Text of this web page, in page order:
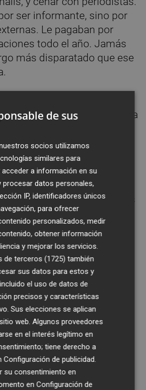
ser informante, sino por
Le pagaban por
todo el año. Jamás
más disparatado que ese
Javier Gómez, el hombre
24 horas en el poder para
que me encierran.
no paran. Si nos
desde que se instauró la
cantidad obscena
desfaenats. Que igual nos
acabar el Nou Mestalla.
de dinero en gente que no
idea al club para hacerlo
ni un céntimo más del
entró.
adolescencia imperante
tal vez, alguien
de la modernor
lo que le criticó al
Amiguismos,
mediáticos
que los que se reían
de sus
socios utilizamos
similares para
acceder a información en su
procesar datos personales,
IP, identificadores únicos
para ofrecer
personalizados, medir
obtener información
y mejorar los servicios.
de terceros (1725) también
sus datos para estos y
el uso de datos de
precisos y características
Sus elecciones se aplican
web. Algunos proveedores
en el interés legítimo en
tiene derecho a
Configuración de publicidad
su consentimiento en
enConfiguración de